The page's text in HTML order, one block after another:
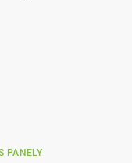
PANELY